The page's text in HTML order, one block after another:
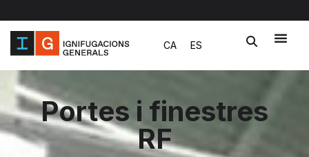
Vés
al
contingut
CA ES
Portes i finestres
RF